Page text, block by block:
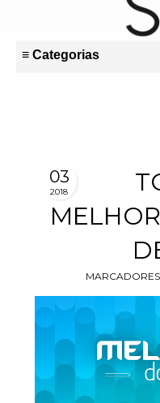
≡ Categorias
03
2018